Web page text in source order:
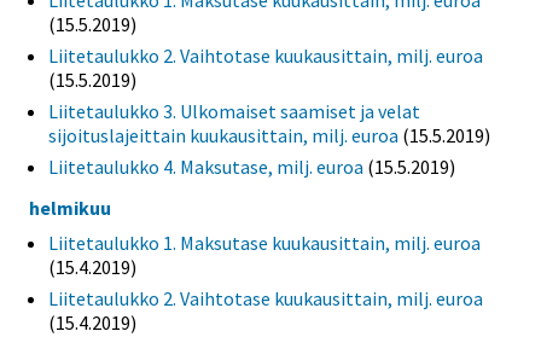
(15.5.2019)
Liitetaulukko 2. Vaihtotase kuukausittain, milj. euroa
(15.5.2019)
Liitetaulukko 3. Ulkomaiset saamiset ja velat
sijoituslajeittain kuukausittain, milj. euroa (15.5.2019)
Liitetaulukko 4. Maksutase, milj. euroa (15.5.2019)
helmikuu
Liitetaulukko 1. Maksutase kuukausittain, milj. euroa
(15.4.2019)
Liitetaulukko 2. Vaihtotase kuukausittain, milj. euroa
(15.4.2019)